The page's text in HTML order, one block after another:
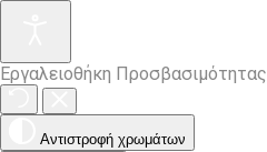
Εργαλειοθήκη Προσβασιμότητας
Αντιστροφή χρωμάτων